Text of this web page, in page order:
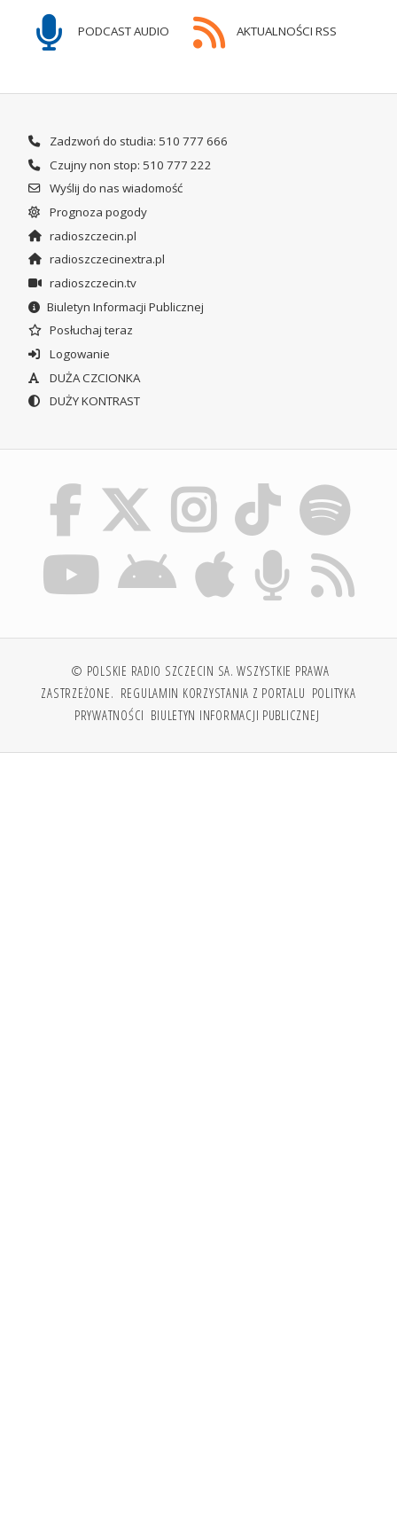
PODCAST AUDIO AKTUALNOŚCI RSS
Zadzwoń do studia: 510 777 666
Czujny non stop: 510 777 222
Wyślij do nas wiadomość
Prognoza pogody
radioszczecin.pl
radioszczecinextra.pl
radioszczecin.tv
Biuletyn Informacji Publicznej
Posłuchaj teraz
Logowanie
DUŻA CZCIONKA
DUŻY KONTRAST
© POLSKIE RADIO SZCZECIN SA. WSZYSTKIE PRAWA
ZASTRZEŻONE. REGULAMIN KORZYSTANIA Z PORTALU POLITYKA
PRYWATNOŚCI BIULETYN INFORMACJI PUBLICZNEJ